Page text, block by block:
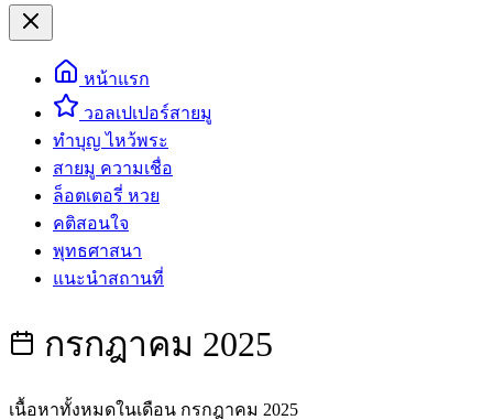
หน้าแรก
วอลเปเปอร์สายมู
ทำบุญ ไหว้พระ
สายมู ความเชื่อ
ล็อตเตอรี่ หวย
คติสอนใจ
พุทธศาสนา
แนะนำสถานที่
กรกฎาคม 2025
เนื้อหาทั้งหมดในเดือน กรกฎาคม 2025